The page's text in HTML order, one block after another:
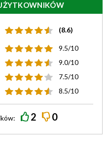
(8.6)
9.5/10
9.0/10
7.5/10
8.5/10
2 0